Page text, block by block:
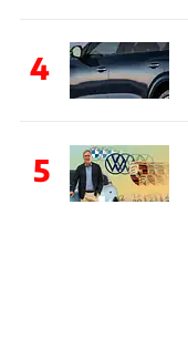
4
5